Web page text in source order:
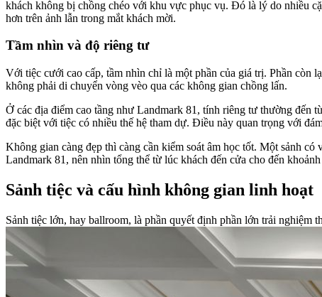
khách không bị chồng chéo với khu vực phục vụ. Đó là lý do nhiều
hơn trên ảnh lẫn trong mắt khách mời.
Tầm nhìn và độ riêng tư
Với tiệc cưới cao cấp, tầm nhìn chỉ là một phần của giá trị. Phần còn
không phải di chuyển vòng vèo qua các không gian chồng lấn.
Ở các địa điểm cao tầng như Landmark 81, tính riêng tư thường đến
đặc biệt với tiệc có nhiều thế hệ tham dự. Điều này quan trọng với
Không gian càng đẹp thì càng cần kiểm soát âm học tốt. Một sảnh
Landmark 81, nên nhìn tổng thể từ lúc khách đến cửa cho đến
Sảnh tiệc và cấu hình không gian linh hoạt
Sảnh tiệc lớn, hay ballroom, là phần quyết định phần lớn trải nghiệm